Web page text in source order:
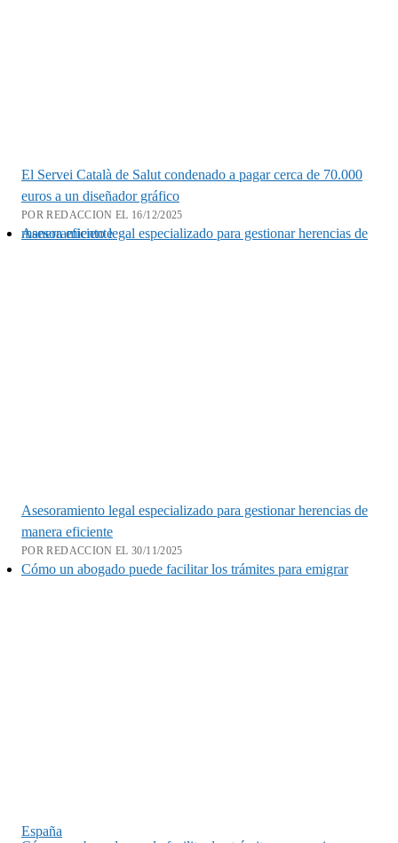
El Servei Català de Salut condenado a pagar cerca de 70.000
euros a un diseñador gráfico
POR REDACCION EL 16/12/2025
Asesoramiento legal especializado para gestionar herencias de manera eficiente
Asesoramiento legal especializado para gestionar herencias de
manera eficiente
POR REDACCION EL 30/11/2025
Cómo un abogado puede facilitar los trámites para emigrar
España